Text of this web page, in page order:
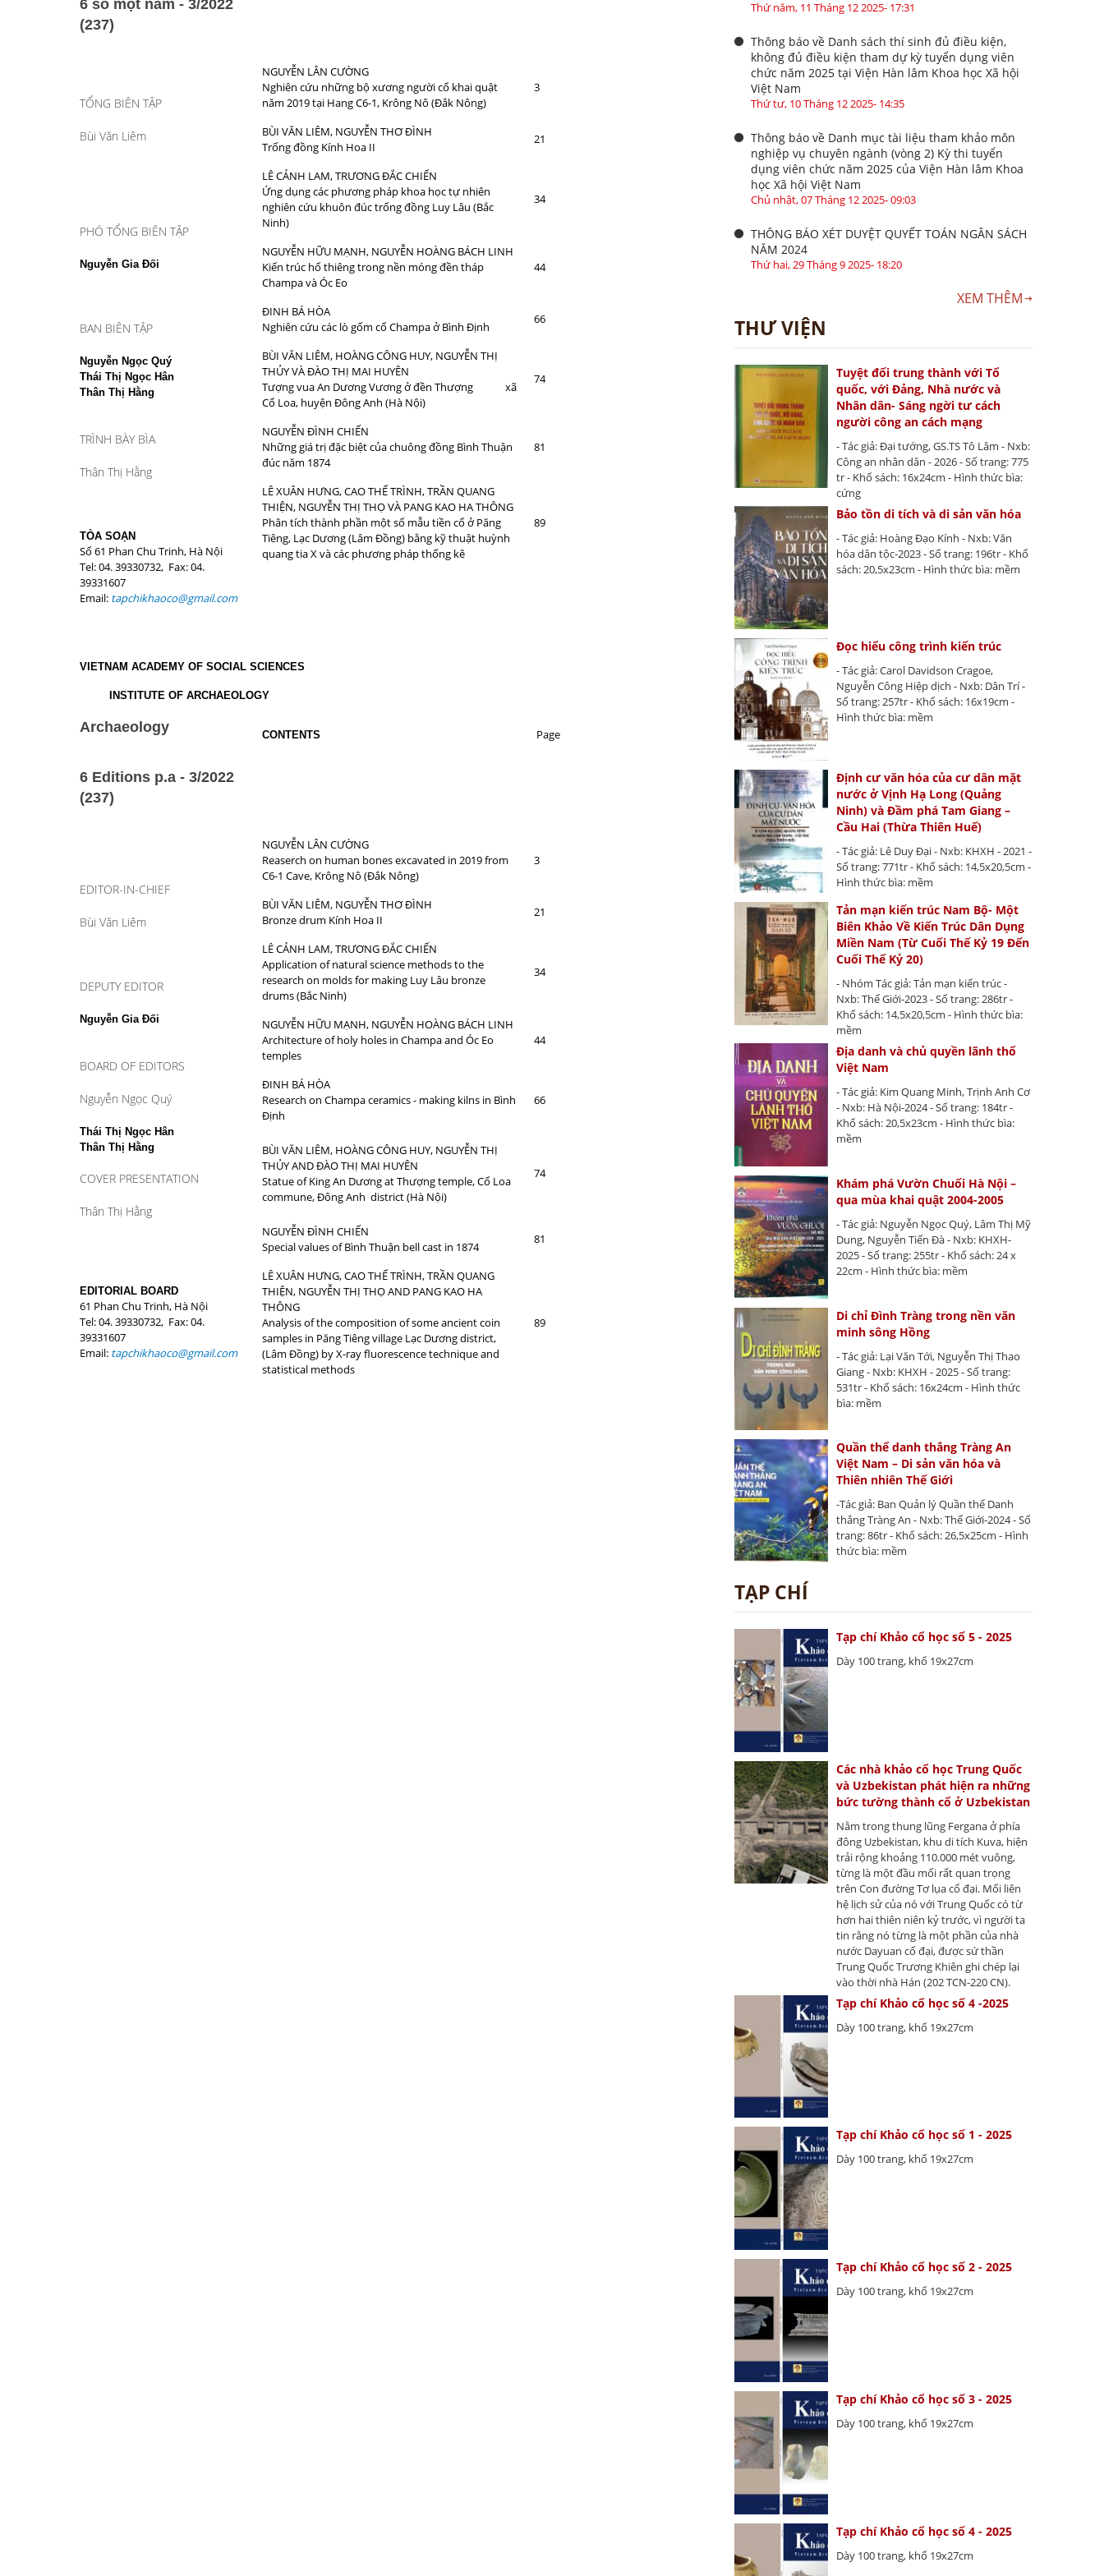
6 số một năm - 3/2022
(237)
TỔNG BIÊN TẬP
Bùi Văn Liêm
PHÓ TỔNG BIÊN TẬP
Nguyễn Gia Đối
BAN BIÊN TẬP
Nguyễn Ngọc Quý
Thái Thị Ngọc Hân
Thân Thị Hằng
TRÌNH BÀY BÌA
Thân Thị Hằng
TÒA SOẠN
Số 61 Phan Chu Trinh, Hà Nội
Tel: 04. 39330732, Fax: 04.
39331607
Email: tapchikhaoco@gmail.com
NGUYỄN LÂN CƯỜNG
Nghiên cứu những bộ xương người cổ khai quật
năm 2019 tại Hang C6-1, Krông Nô (Đắk Nông)
3
BÙI VĂN LIÊM, NGUYỄN THƠ ĐÌNH
Trống đồng Kính Hoa II
21
LÊ CẢNH LAM, TRƯƠNG ĐẮC CHIẾN
Ứng dụng các phương pháp khoa học tự nhiên
nghiên cứu khuôn đúc trống đồng Luy Lâu (Bắc
Ninh)
34
NGUYỄN HỮU MẠNH, NGUYỄN HOÀNG BÁCH LINH
Kiến trúc hố thiêng trong nền móng đền tháp
Champa và Óc Eo
44
ĐINH BÁ HÒA
Nghiên cứu các lò gốm cổ Champa ở Bình Định
66
BÙI VĂN LIÊM, HOÀNG CÔNG HUY, NGUYỄN THỊ
THỦY VÀ ĐÀO THỊ MAI HUYÊN
Tượng vua An Dương Vương ở đền Thượng xã
Cổ Loa, huyện Đông Anh (Hà Nội)
74
NGUYỄN ĐÌNH CHIẾN
Những giá trị đặc biệt của chuông đồng Bình Thuận
đúc năm 1874
81
LÊ XUÂN HƯNG, CAO THẾ TRÌNH, TRẦN QUANG
THIỆN, NGUYỄN THỊ THỌ VÀ PANG KAO HA THÔNG
Phân tích thành phần một số mẫu tiền cổ ở Păng
Tiêng, Lạc Dương (Lâm Đồng) bằng kỹ thuật huỳnh
quang tia X và các phương pháp thống kê
89
VIETNAM ACADEMY OF SOCIAL SCIENCES
INSTITUTE OF ARCHAEOLOGY
Archaeology CONTENTS Page
6 Editions p.a - 3/2022
(237)
EDITOR-IN-CHIEF
Bùi Văn Liêm
DEPUTY EDITOR
Nguyễn Gia Đối
BOARD OF EDITORS
Nguyễn Ngọc Quý
Thái Thị Ngọc Hân
Thân Thị Hằng
COVER PRESENTATION
Thân Thị Hằng
EDITORIAL BOARD
61 Phan Chu Trinh, Hà Nội
Tel: 04. 39330732, Fax: 04.
39331607
Email: tapchikhaoco@gmail.com
NGUYỄN LÂN CƯỜNG
Reaserch on human bones excavated in 2019 from
C6-1 Cave, Krông Nô (Đắk Nông)
3
BÙI VĂN LIÊM, NGUYỄN THƠ ĐÌNH
Bronze drum Kính Hoa II
21
LÊ CẢNH LAM, TRƯƠNG ĐẮC CHIẾN
Application of natural science methods to the
research on molds for making Luy Lâu bronze
drums (Bắc Ninh)
34
NGUYỄN HỮU MẠNH, NGUYỄN HOÀNG BÁCH LINH
Architecture of holy holes in Champa and Óc Eo
temples
44
ĐINH BÁ HÒA
Research on Champa ceramics - making kilns in Bình
Định
66
BÙI VĂN LIÊM, HOÀNG CÔNG HUY, NGUYỄN THỊ
THỦY AND ĐÀO THỊ MAI HUYÊN
Statue of King An Dương at Thượng temple, Cổ Loa
commune, Đông Anh district (Hà Nội)
74
NGUYỄN ĐÌNH CHIẾN
Special values of Bình Thuận bell cast in 1874
81
LÊ XUÂN HƯNG, CAO THẾ TRÌNH, TRẦN QUANG
THIỆN, NGUYỄN THỊ THỌ AND PANG KAO HA
THÔNG
Analysis of the composition of some ancient coin
samples in Păng Tiêng village Lạc Dương district,
(Lâm Đồng) by X-ray fluorescence technique and
statistical methods
89
Thứ năm, 11 Tháng 12 2025- 17:31
Thông báo về Danh sách thí sinh đủ điều kiện,
không đủ điều kiện tham dự kỳ tuyển dụng viên
chức năm 2025 tại Viện Hàn lâm Khoa học Xã hội
Việt Nam
Thứ tư, 10 Tháng 12 2025- 14:35
Thông báo về Danh mục tài liệu tham khảo môn
nghiệp vụ chuyên ngành (vòng 2) Kỳ thi tuyển
dụng viên chức năm 2025 của Viện Hàn lâm Khoa
học Xã hội Việt Nam
Chủ nhật, 07 Tháng 12 2025- 09:03
THÔNG BÁO XÉT DUYỆT QUYẾT TOÁN NGÂN SÁCH
NĂM 2024
Thứ hai, 29 Tháng 9 2025- 18:20
XEM THÊM
THƯ VIỆN
Tuyệt đối trung thành với Tổ
quốc, với Đảng, Nhà nước và
Nhân dân- Sáng ngời tư cách
người công an cách mạng
- Tác giả: Đại tướng, GS.TS Tô Lâm - Nxb:
Công an nhân dân - 2026 - Số trang: 775
tr - Khổ sách: 16x24cm - Hình thức bìa:
cứng
Bảo tồn di tích và di sản văn hóa
- Tác giả: Hoàng Đạo Kính - Nxb: Văn
hóa dân tộc-2023 - Số trang: 196tr - Khổ
sách: 20,5x23cm - Hình thức bìa: mềm
Đọc hiểu công trình kiến trúc
- Tác giả: Carol Davidson Cragoe,
Nguyễn Công Hiệp dịch - Nxb: Dân Trí -
Số trang: 257tr - Khổ sách: 16x19cm -
Hình thức bìa: mềm
Định cư văn hóa của cư dân mặt
nước ở Vịnh Hạ Long (Quảng
Ninh) và Đầm phá Tam Giang –
Cầu Hai (Thừa Thiên Huế)
- Tác giả: Lê Duy Đại - Nxb: KHXH - 2021 -
Số trang: 771tr - Khổ sách: 14,5x20,5cm -
Hình thức bìa: mềm
Tản mạn kiến trúc Nam Bộ- Một
Biên Khảo Về Kiến Trúc Dân Dụng
Miền Nam (Từ Cuối Thế Kỷ 19 Đến
Cuối Thế Kỷ 20)
- Nhóm Tác giả: Tản mạn kiến trúc -
Nxb: Thế Giới-2023 - Số trang: 286tr -
Khổ sách: 14,5x20,5cm - Hình thức bìa:
mềm
Địa danh và chủ quyền lãnh thổ
Việt Nam
- Tác giả: Kim Quang Minh, Trịnh Anh Cơ
- Nxb: Hà Nội-2024 - Số trang: 184tr -
Khổ sách: 20,5x23cm - Hình thức bìa:
mềm
Khám phá Vườn Chuối Hà Nội –
qua mùa khai quật 2004-2005
- Tác giả: Nguyễn Ngọc Quý, Lâm Thị Mỹ
Dung, Nguyễn Tiến Đà - Nxb: KHXH-
2025 - Số trang: 255tr - Khổ sách: 24 x
22cm - Hình thức bìa: mềm
Di chỉ Đình Tràng trong nền văn
minh sông Hồng
- Tác giả: Lại Văn Tới, Nguyễn Thị Thao
Giang - Nxb: KHXH - 2025 - Số trang:
531tr - Khổ sách: 16x24cm - Hình thức
bìa: mềm
Quần thể danh thắng Tràng An
Việt Nam – Di sản văn hóa và
Thiên nhiên Thế Giới
-Tác giả: Ban Quản lý Quần thể Danh
thắng Tràng An - Nxb: Thế Giới-2024 - Số
trang: 86tr - Khổ sách: 26,5x25cm - Hình
thức bìa: mềm
TẠP CHÍ
Tạp chí Khảo cổ học số 5 - 2025
Dày 100 trang, khổ 19x27cm
Các nhà khảo cổ học Trung Quốc
và Uzbekistan phát hiện ra những
bức tường thành cổ ở Uzbekistan
Nằm trong thung lũng Fergana ở phía
đông Uzbekistan, khu di tích Kuva, hiện
trải rộng khoảng 110.000 mét vuông,
từng là một đầu mối rất quan trọng
trên Con đường Tơ lụa cổ đại. Mối liên
hệ lịch sử của nó với Trung Quốc có từ
hơn hai thiên niên kỷ trước, vì người ta
tin rằng nó từng là một phần của nhà
nước Dayuan cổ đại, được sứ thần
Trung Quốc Trương Khiên ghi chép lại
vào thời nhà Hán (202 TCN-220 CN).
Tạp chí Khảo cổ học số 4 -2025
Dày 100 trang, khổ 19x27cm
Tạp chí Khảo cổ học số 1 - 2025
Dày 100 trang, khổ 19x27cm
Tạp chí Khảo cổ học số 2 - 2025
Dày 100 trang, khổ 19x27cm
Tạp chí Khảo cổ học số 3 - 2025
Dày 100 trang, khổ 19x27cm
Tạp chí Khảo cổ học số 4 - 2025
Dày 100 trang, khổ 19x27cm